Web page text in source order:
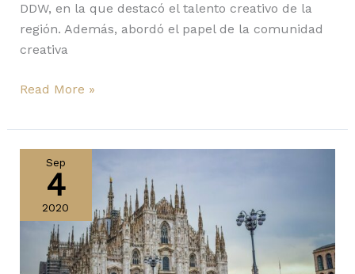
DDW, en la que destacó el talento creativo de la
región. Además, abordó el papel de la comunidad
creativa
Read More »
Sep
4
2020
Milano
Design
se
realizará
este